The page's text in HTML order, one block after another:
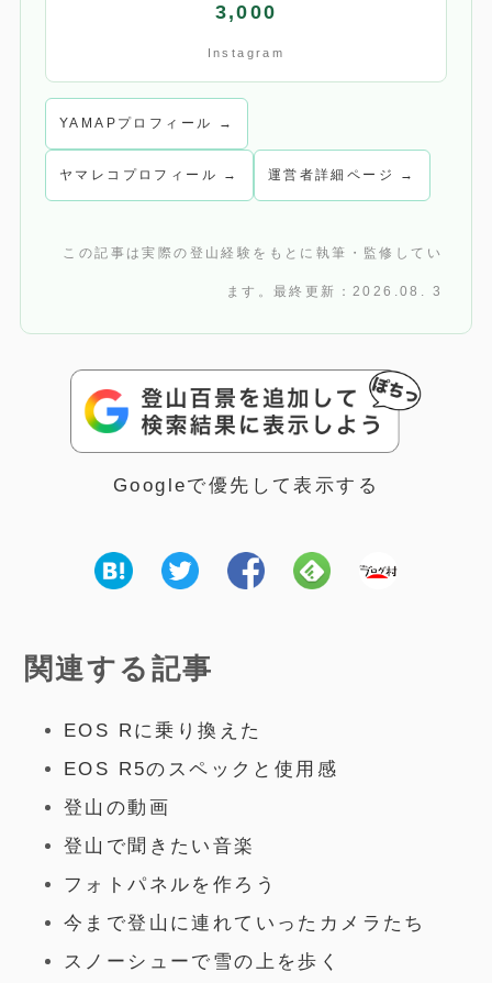
3,000
Instagram
YAMAPプロフィール →
ヤマレコプロフィール → 運営者詳細ページ →
この記事は実際の登山経験をもとに執筆・監修してい
ます。最終更新：2026.08. 3
Googleで優先して表示する
関連する記事
EOS Rに乗り換えた
EOS R5のスペックと使用感
登山の動画
登山で聞きたい音楽
フォトパネルを作ろう
今まで登山に連れていったカメラたち
スノーシューで雪の上を歩く